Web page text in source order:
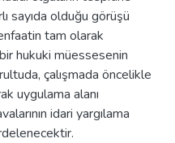
sayıda olduğu görüşü
tam olarak
hukuki müessesenin
çalışmada öncelikle
uygulama alanı
idari yargılama